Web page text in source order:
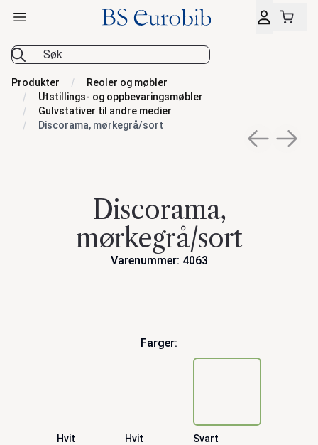
BS Eurobib
Åpne hovedmeny
Produkter
Reoler og møbler
Utstillings- og oppbevaringsmøbler
Gulvstativer til andre medier
Discorama, mørkegrå/sort
Previous
Next
Discorama,
mørkegrå/sort
Varenummer: 4063
Farger:
Hvit Hvit Svart